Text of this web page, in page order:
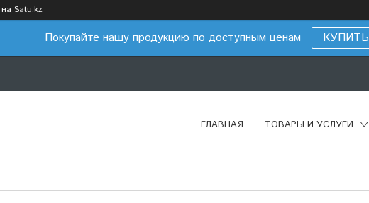
на Satu.kz
Покупайте нашу продукцию по доступным ценам КУПИТЬ
ГЛАВНАЯ ТОВАРЫ И УСЛУГИ